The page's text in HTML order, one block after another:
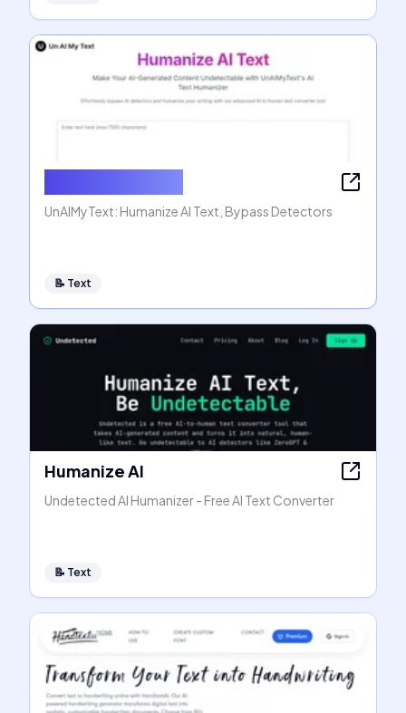
UnAIMyText: Humanize AI Text, Bypass Detectors
📝 Text
Humanize AI
Undetected AI Humanizer - Free AI Text Converter
📝 Text